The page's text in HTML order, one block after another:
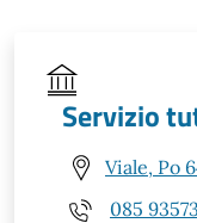
Servizio
Viale, Po
085